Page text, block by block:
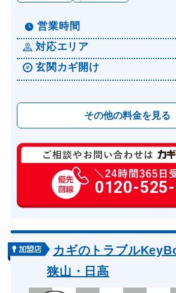
営業時間
対応エリア
玄関カギ開け
その他の料金を見る
玄関カギ修理
玄関カギ交換
車カギ開け
バイクカギ作成
スーツケースカギ開け
金庫カギ開け
0120-
カギのトラブル
狭山・日高